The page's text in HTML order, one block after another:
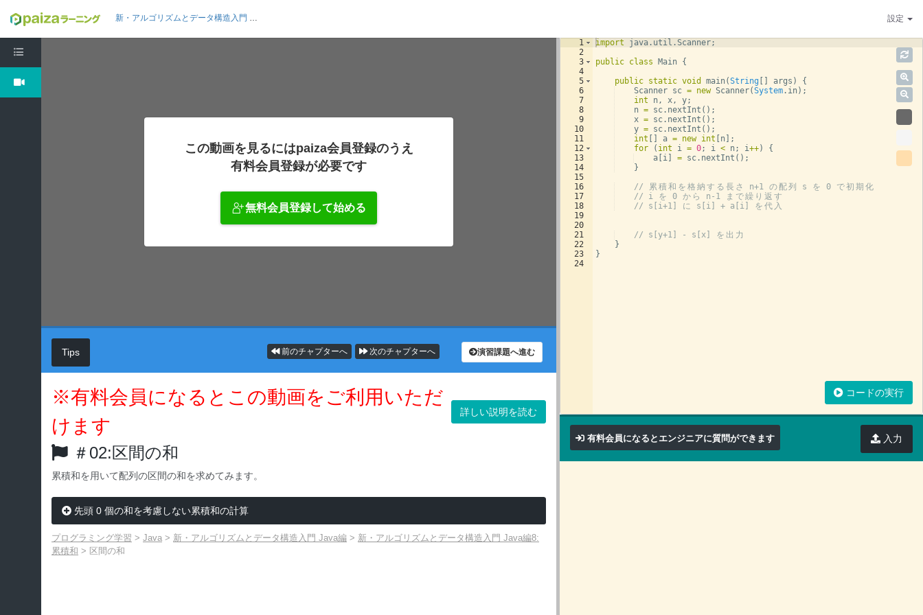
新・アルゴリズムとデータ構造入門 Java編8: 累積和 設定
この動画を見るにはpaiza会員登録のうえ
有料会員登録が必要です
無料会員登録して始める
Tips 演習課題へ進む
次のチャプターへ
前のチャプターへ
※有料会員になるとこの動画をご利用いただ
けます
詳しい説明を読む
＃02:区間の和
累積和を用いて配列の区間の和を求めてみます。
先頭 0 個の和を考慮しない累積和の計算
プログラミング学習 > Java > 新・アルゴリズムとデータ構造入門 Java編 > 新・アルゴリズムとデータ構造入門 Java編8:
累積和 > 区間の和
1
2
3
4
5
6
7
8
9
10
11
12
13
14
15
16
17
18
19
20
21
22
23
24
import java . util . Scanner;
public class Main {
public static void main(String args )
{
Scanner sc = new Scanner(System. in) ;
int
n, x, y;
n = sc. nextInt ( ) ;
x = sc. nextInt ( ) ;
y = sc. nextInt ( ) ;
int
a = new int n
;
for
( int i = 0; i < n; i++)
{
a i = sc. nextInt ( ) ;
}
//
累 積和 を 格 納 す る 長 さ n+1 の 配列 s を 0 で初 期 化
// i
を 0 か ら n-1 ま で繰 り 返 す
// s[i+1]
に s[i] + a[i] を 代 入
// s[y+1] - s[x] を 出 力
}
}
コードの実行
有料会員になるとエンジニアに質問ができます 入力